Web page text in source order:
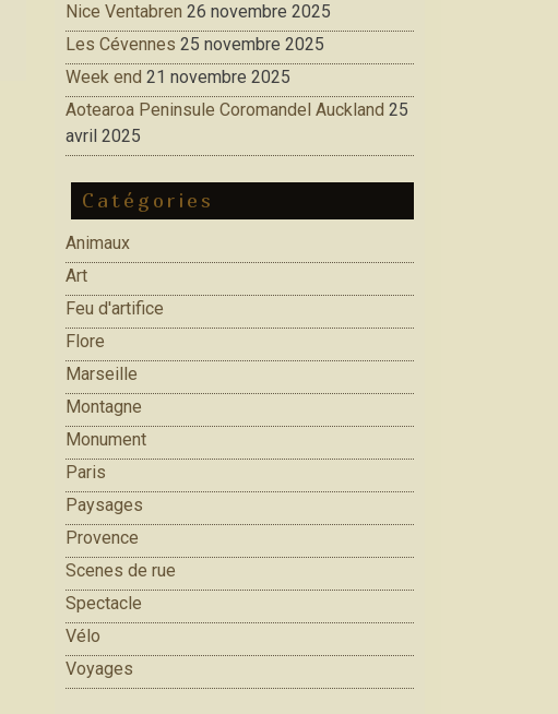
Nice Ventabren 26 novembre 2025
Les Cévennes 25 novembre 2025
Week end 21 novembre 2025
Aotearoa Peninsule Coromandel Auckland 25
avril 2025
Catégories
Animaux
Art
Feu d'artifice
Flore
Marseille
Montagne
Monument
Paris
Paysages
Provence
Scenes de rue
Spectacle
Vélo
Voyages